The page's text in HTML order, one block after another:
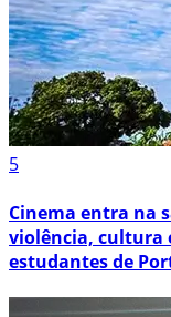
5
Cinema entra na
violência, cultura
estudantes de